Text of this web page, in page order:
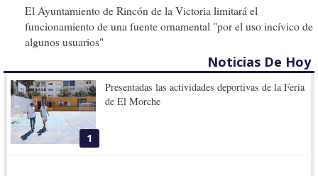
El Ayuntamiento de Rincón de la Victoria limitará el
funcionamiento de una fuente ornamental "por el uso incívico de
algunos usuarios"
Noticias De Hoy
1
Presentadas las actividades deportivas de la Feria
de El Morche